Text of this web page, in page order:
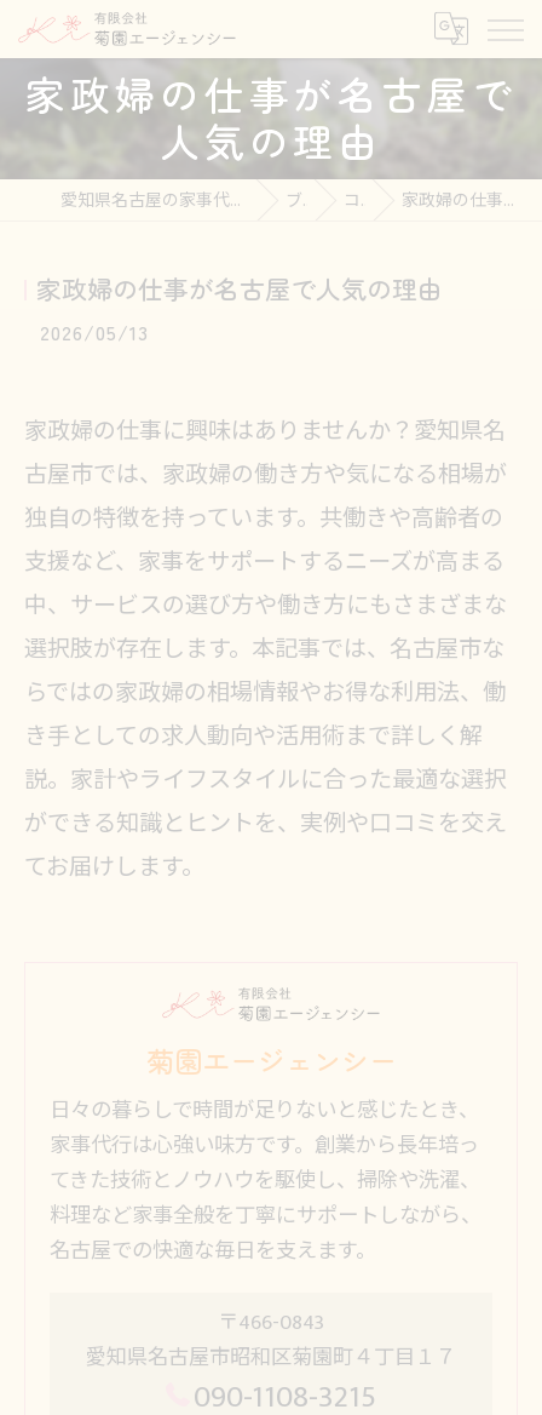
家政婦の仕事が名古屋で
人気の理由
愛知県名古屋の家事代行なら有限会社菊園エージェンシー ブログ コラム 家政婦の仕事が名古屋で人気の理由
家政婦の仕事が名古屋で人気の理由
2026/05/13
家政婦の仕事に興味はありませんか？愛知県名
古屋市では、家政婦の働き方や気になる相場が
独自の特徴を持っています。共働きや高齢者の
支援など、家事をサポートするニーズが高まる
中、サービスの選び方や働き方にもさまざまな
選択肢が存在します。本記事では、名古屋市な
らではの家政婦の相場情報やお得な利用法、働
き手としての求人動向や活用術まで詳しく解
説。家計やライフスタイルに合った最適な選択
ができる知識とヒントを、実例や口コミを交え
てお届けします。
菊園エージェンシー
日々の暮らしで時間が足りないと感じたとき、
家事代行は心強い味方です。創業から長年培っ
てきた技術とノウハウを駆使し、掃除や洗濯、
料理など家事全般を丁寧にサポートしながら、
名古屋での快適な毎日を支えます。
〒466-0843
愛知県名古屋市昭和区菊園町４丁目１７
090-1108-3215